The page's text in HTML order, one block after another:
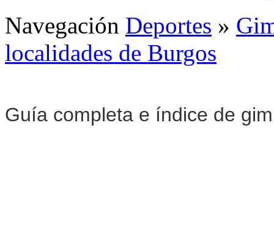
Navegación Deportes »
localidades de Burgos
Guía completa e índice de